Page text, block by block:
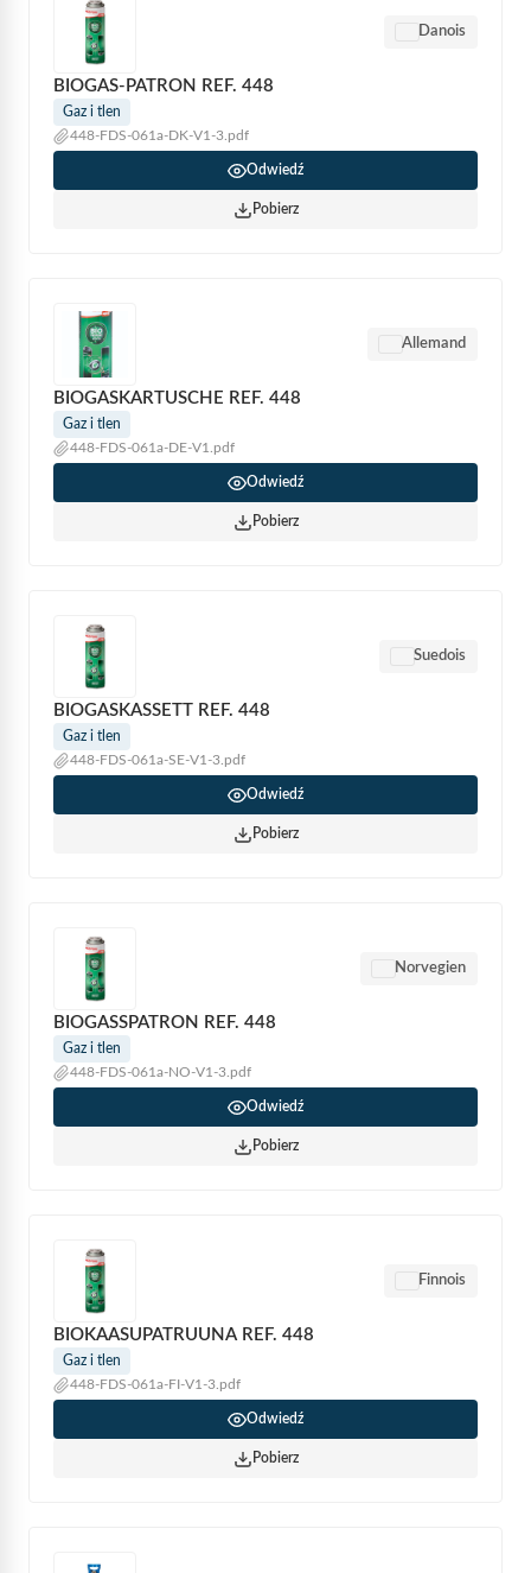
Danois
BIOGAS-PATRON REF. 448
Gaz i tlen
448-FDS-061a-DK-V1-3.pdf
Odwiedź
Pobierz
Allemand
BIOGASKARTUSCHE REF. 448
Gaz i tlen
448-FDS-061a-DE-V1.pdf
Odwiedź
Pobierz
Suedois
BIOGASKASSETT REF. 448
Gaz i tlen
448-FDS-061a-SE-V1-3.pdf
Odwiedź
Pobierz
Norvegien
BIOGASSPATRON REF. 448
Gaz i tlen
448-FDS-061a-NO-V1-3.pdf
Odwiedź
Pobierz
Finnois
BIOKAASUPATRUUNA REF. 448
Gaz i tlen
448-FDS-061a-FI-V1-3.pdf
Odwiedź
Pobierz